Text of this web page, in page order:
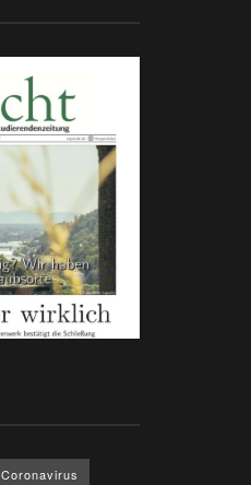
Coronavirus